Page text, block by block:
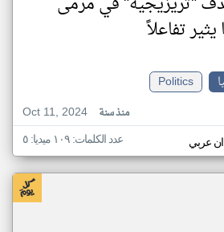
يثير تفاعلاً
Politics
Oct 11, 2024
منذ سنة
عربي عدد الكلمات: ١٠٩ ميديا: ٥